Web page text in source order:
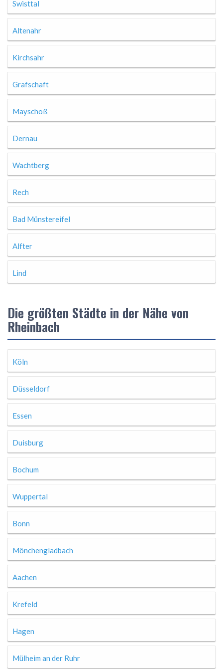
Swisttal
Altenahr
Kirchsahr
Grafschaft
Mayschoß
Dernau
Wachtberg
Rech
Bad Münstereifel
Alfter
Lind
Die größten Städte in der Nähe von
Rheinbach
Köln
Düsseldorf
Essen
Duisburg
Bochum
Wuppertal
Bonn
Mönchengladbach
Aachen
Krefeld
Hagen
Mülheim an der Ruhr